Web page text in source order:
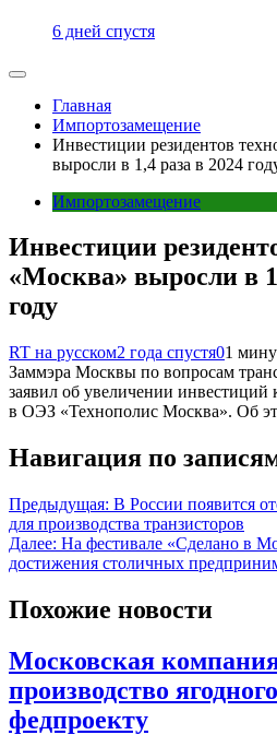
6 дней спустя
Главная
Импортозамещение
Инвестиции резидентов
выросли в 1,4 раза в 2024
Импортозамещение
Инвестиции
«Москва» выросли в
году
RT на русском2 года спустя01
Заммэра Москвы по вопросам
заявил об увеличении
в ОЭЗ «Технополис Москва». Об
Навигация по
Предыдущая: В России появится
для производства транзисторов
Далее: На фестивале «Сделано в
достижения столичных
Похожие новости
Московская
производство
федпроекту